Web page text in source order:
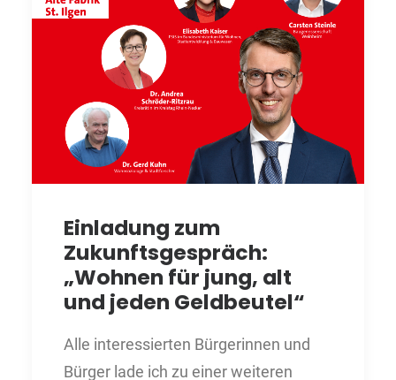
Einladung zum
Zukunftsgespräch:
„Wohnen für jung, alt
und jeden Geldbeutel“
Alle interessierten Bürgerinnen und
Bürger lade ich zu einer weiteren